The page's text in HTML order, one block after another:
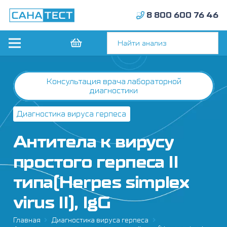
8 800 600 76 46
Консультация врача лабораторной
диагностики
Диагностика вируса герпеса
Антитела к вирусу
простого герпеса II
типа(Herpes simplex
virus II), IgG
Главная
Диагностика вируса герпеса